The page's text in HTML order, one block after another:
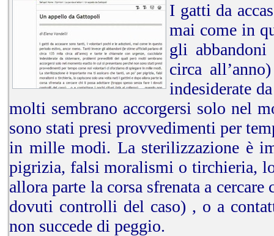
I gatti da
mai come in
gli
circa
indesiderate
molti sembrano accorgersi solo nel
sono stati presi provvedimenti per
in mille modi. La sterilizzazione è
pigrizia, falsi moralismi o tirchieria,
allora parte la corsa sfrenata a
dovuti controlli del caso) , o a
non succede di peggio.